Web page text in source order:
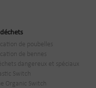
de poubelles
de bennes
dangereux et spéciaux
Switch
Organic Switch